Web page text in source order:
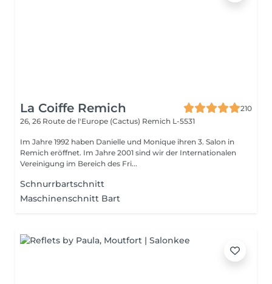
La Coiffe Remich
210
26, 26 Route de l'Europe (Cactus) Remich L-5531
Im Jahre 1992 haben Danielle und Monique ihren 3. Salon in
Remich eröffnet. Im Jahre 2001 sind wir der Internationalen
Vereinigung im Bereich des Fri...
Schnurrbartschnitt
Maschinenschnitt Bart